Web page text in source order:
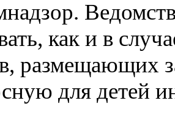
как и в
размещающих
для детей